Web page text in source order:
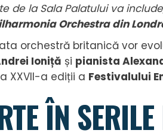
de la Sala Palatului va
Orchestra din
orchestră britanică vor
Ioniță și pianista
XXVII-a ediții a Festivalului
ÎN